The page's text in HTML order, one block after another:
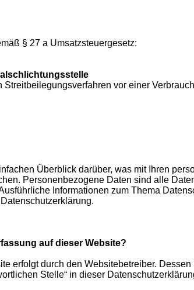
§ 27 a Umsatzsteuergesetz:
Streitbeilegungsverfahren vor einer
Überblick darüber, was mit Ihren
Personenbezogene Daten sind alle
Informationen zum Thema
auf dieser Website?
erfolgt durch den Websitebetreiber.
Stelle“ in dieser